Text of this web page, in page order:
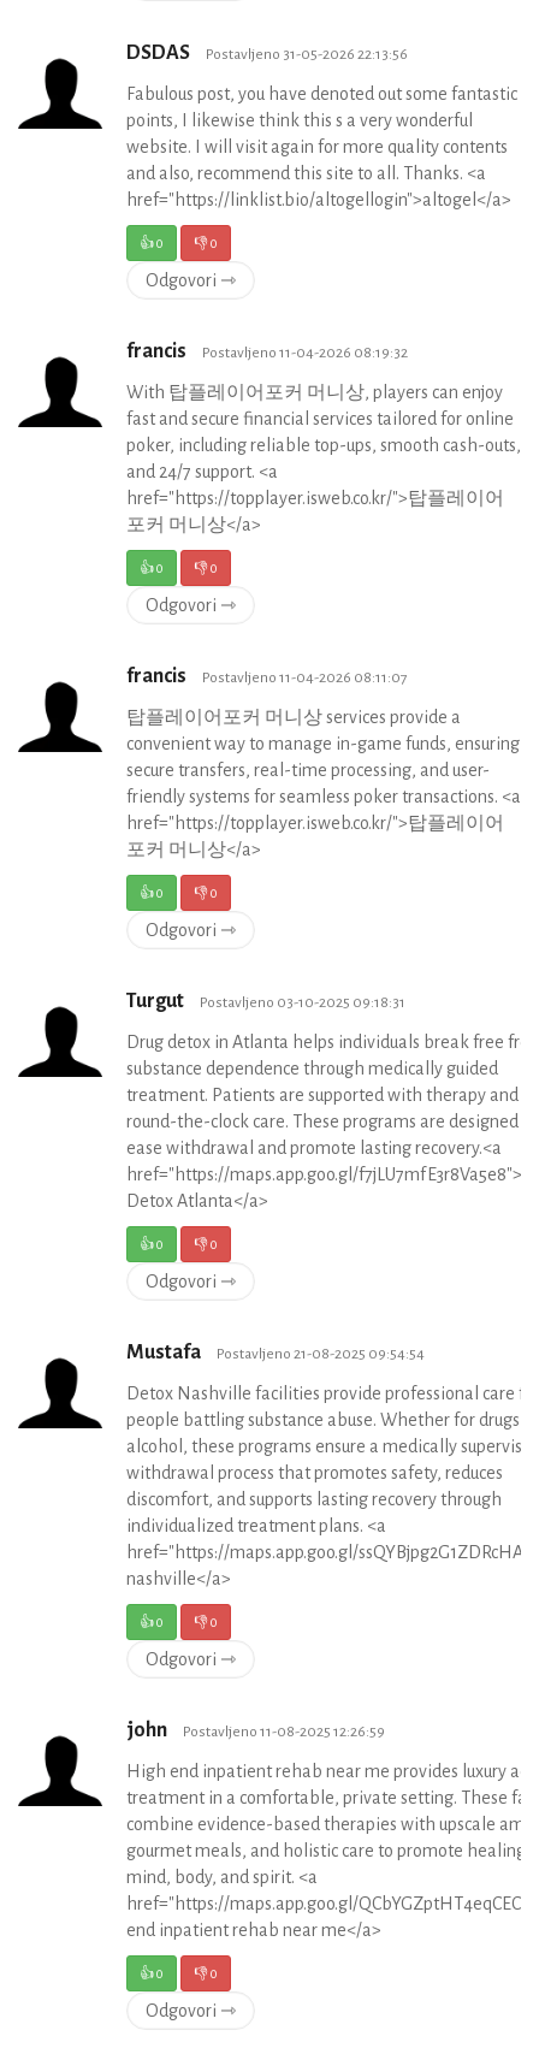
DSDAS Postavljeno 31-05-2026 22:13:56
Fabulous post, you have denoted out some fantastic
points, I likewise think this s a very wonderful
website. I will visit again for more quality contents
and also, recommend this site to all. Thanks. <a
href="https://linklist.bio/altogellogin">altogel</a>
👍0 👎0
Odgovori ⇾
francis Postavljeno 11-04-2026 08:19:32
With 탑플레이어포커 머니상, players can enjoy
fast and secure financial services tailored for online
poker, including reliable top-ups, smooth cash-outs,
and 24/7 support. <a
href="https://topplayer.isweb.co.kr/">탑플레이어
포커 머니상</a>
👍0 👎0
Odgovori ⇾
francis Postavljeno 11-04-2026 08:11:07
탑플레이어포커 머니상 services provide a
convenient way to manage in-game funds, ensuring
secure transfers, real-time processing, and user-
friendly systems for seamless poker transactions. <a
href="https://topplayer.isweb.co.kr/">탑플레이어
포커 머니상</a>
👍0 👎0
Odgovori ⇾
Turgut Postavljeno 03-10-2025 09:18:31
Drug detox in Atlanta helps individuals break free
substance dependence through medically guided
treatment. Patients are supported with therapy and
round-the-clock care. These programs are designed to
ease withdrawal and promote lasting recovery.<a
href="https://maps.app.goo.gl/
Detox Atlanta</a>
👍0 👎0
Odgovori ⇾
Mustafa Postavljeno 21-08-2025 09:54:54
Detox Nashville facilities provide professional care for
people battling substance abuse. Whether for drugs or
alcohol, these programs ensure a medically
withdrawal process that promotes safety, reduces
discomfort, and supports lasting recovery through
individualized treatment plans. <a
href="https://maps.app.goo.gl/
nashville</a>
👍0 👎0
Odgovori ⇾
john Postavljeno 11-08-2025 12:26:59
High end inpatient rehab near me provides luxury
treatment in a comfortable, private setting. These
combine evidence-based therapies with upscale
gourmet meals, and holistic care to promote healing
mind, body, and spirit. <a
href="https://maps.app.goo.gl/
end inpatient rehab near me</a>
👍0 👎0
Odgovori ⇾